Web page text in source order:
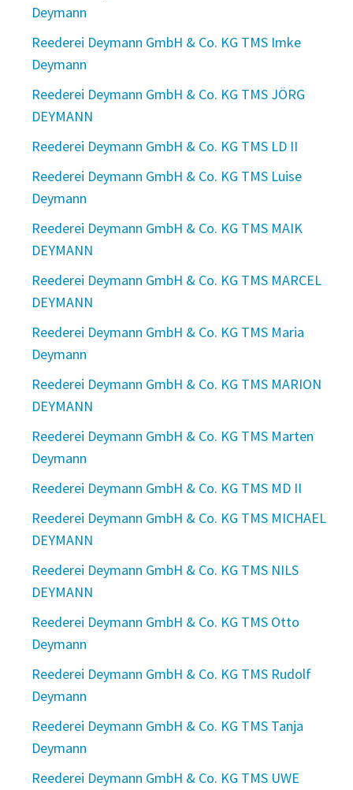
Deymann
Reederei Deymann GmbH & Co. KG TMS Imke
Deymann
Reederei Deymann GmbH & Co. KG TMS JÖRG
DEYMANN
Reederei Deymann GmbH & Co. KG TMS LD II
Reederei Deymann GmbH & Co. KG TMS Luise
Deymann
Reederei Deymann GmbH & Co. KG TMS MAIK
DEYMANN
Reederei Deymann GmbH & Co. KG TMS MARCEL
DEYMANN
Reederei Deymann GmbH & Co. KG TMS Maria
Deymann
Reederei Deymann GmbH & Co. KG TMS MARION
DEYMANN
Reederei Deymann GmbH & Co. KG TMS Marten
Deymann
Reederei Deymann GmbH & Co. KG TMS MD II
Reederei Deymann GmbH & Co. KG TMS MICHAEL
DEYMANN
Reederei Deymann GmbH & Co. KG TMS NILS
DEYMANN
Reederei Deymann GmbH & Co. KG TMS Otto
Deymann
Reederei Deymann GmbH & Co. KG TMS Rudolf
Deymann
Reederei Deymann GmbH & Co. KG TMS Tanja
Deymann
Reederei Deymann GmbH & Co. KG TMS UWE